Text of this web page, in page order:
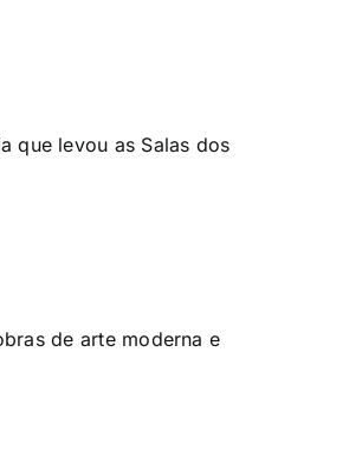
que levou as Salas dos
de arte moderna e